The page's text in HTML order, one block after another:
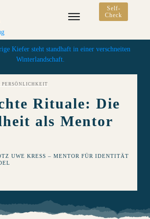
Self-
Check
PERSÖNLICHKEIT
Rituale: Die
als Mentor
UWE KRESS – MENTOR FÜR IDENTITÄT &